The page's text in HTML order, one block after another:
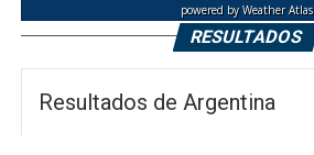
powered byWeather Atlas
RESULTADOS
Resultados de Argentina